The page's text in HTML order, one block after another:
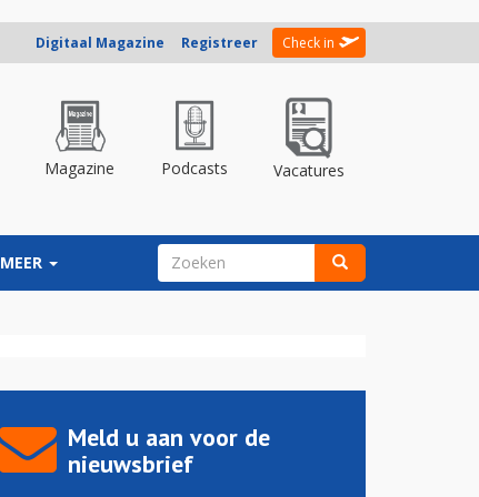
Digitaal Magazine Registreer Check in
Magazine Podcasts Vacatures
MEER ZOEKVELD
Meld u aan voor de
nieuwsbrief